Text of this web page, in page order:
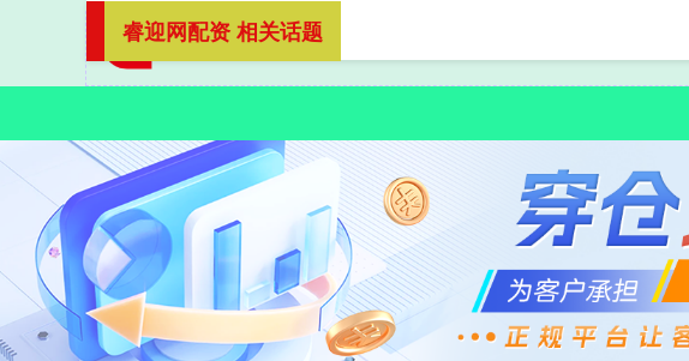
睿迎网配资 相关话题